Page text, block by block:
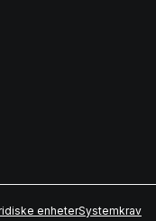
enheterSystemkrav